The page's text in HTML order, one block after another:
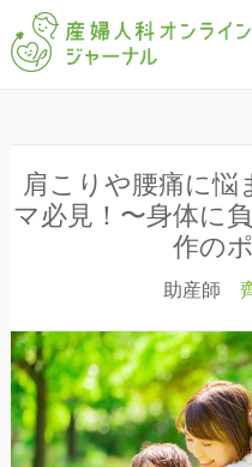
肩こりや腰痛に悩
マ必見！〜身体に
作の
助産師